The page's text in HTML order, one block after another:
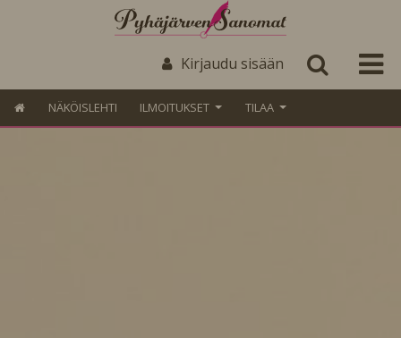
Kirjaudu sisään
NÄKÖISLEHTI ILMOITUKSET TILAA